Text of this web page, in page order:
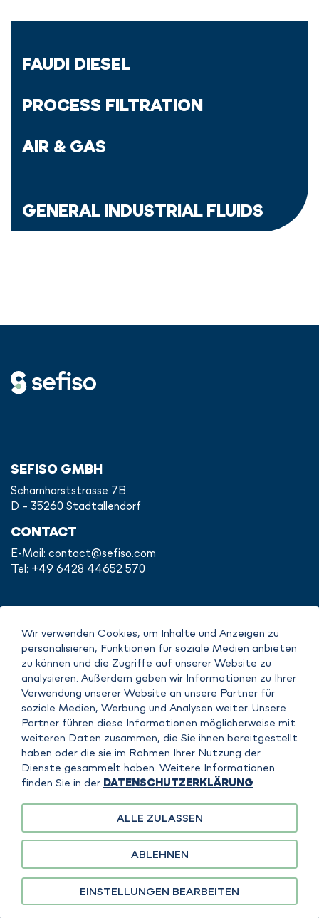
FAUDI DIESEL
PROCESS FILTRATION
AIR & GAS
GENERAL INDUSTRIAL FLUIDS
SEFISO GMBH
Scharnhorststrasse 7B
D - 35260 Stadtallendorf
CONTACT
E-Mail: contact@sefiso.com
Tel: +49 6428 44652 570
IMPRINT
DATENSCHUTZERKLÄRUNG
COPYRIGHT
AGB
Die Inhalte auf dieser Website werden von der sefiso GmbH verantwortet.
Für spezifische Inhalte, Produkte oder Leistungen der FAUDI Aviation GmbH
ist diese gesondert verantwortlich. Eine klare Zuordnung erfolgt jeweils im
Wir verwenden Cookies, um Inhalte und Anzeigen zu
personalisieren, Funktionen für soziale Medien anbieten
zu können und die Zugriffe auf unserer Website zu
analysieren. Außerdem geben wir Informationen zu Ihrer
Verwendung unserer Website an unsere Partner für
soziale Medien, Werbung und Analysen weiter. Unsere
Partner führen diese Informationen möglicherweise mit
weiteren Daten zusammen, die Sie ihnen bereitgestellt
haben oder die sie im Rahmen Ihrer Nutzung der
Dienste gesammelt haben. Weitere Informationen
finden Sie in der DATENSCHUTZERKLÄRUNG.
EINSTELLUNGEN BEARBEITEN
ABLEHNEN
ALLE ZULASSEN